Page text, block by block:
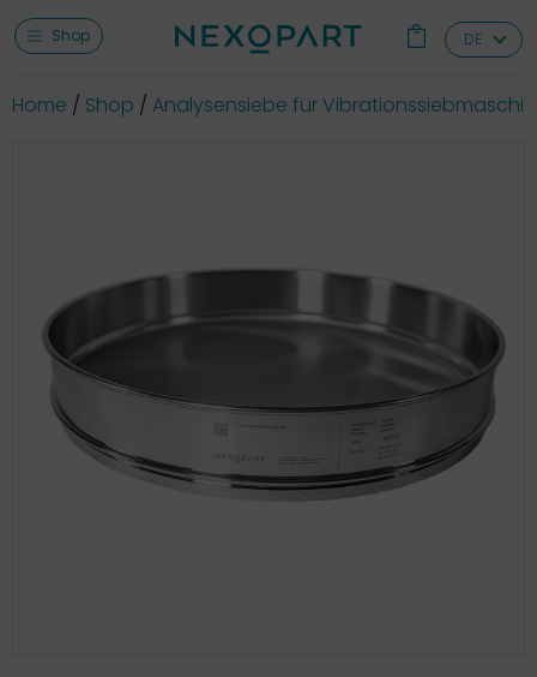
Shop DE
Home Shop Analysensiebe für